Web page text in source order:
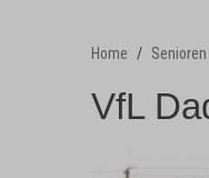
Home Senioren
VfL